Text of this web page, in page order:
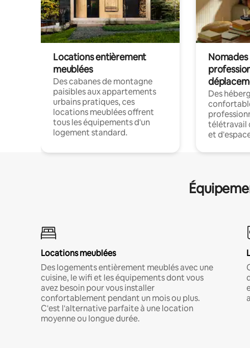
Locations entièrement
meublées
Des cabanes de montagne
paisibles aux appartements
urbains pratiques, ces
locations meublées offrent
tous les équipements d'un
logement standard.
Des
télétravail
et
Locations meublées
Des logements entièrement meublés avec une
cuisine, le wifi et les équipements dont vous
avez besoin pour vous installer
confortablement pendant un mois ou plus.
C'est l'alternative parfaite à une location
moyenne ou longue durée.